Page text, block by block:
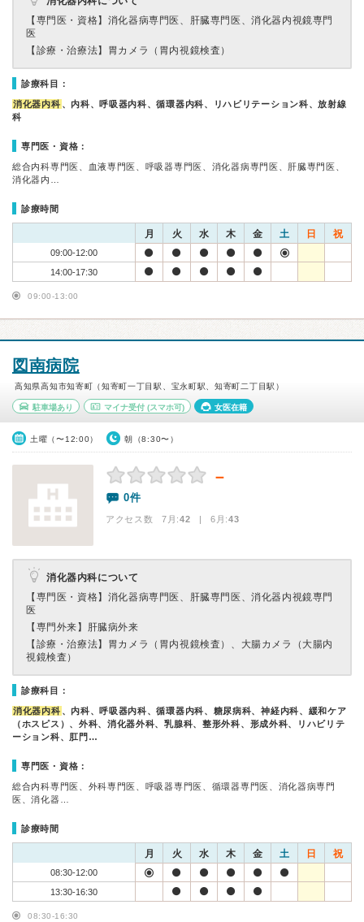
【専門医・資格】 消化器病専門医、肝臓専門医、消化器内視鏡専門
医
【診療・治療法】 胃カメラ（胃内視鏡検査）
診療科目：
消化器内科 、内科、呼吸器内科、循環器内科、リハビリテーション科、放射線
科
専門医・資格：
総合内科専門医、血液専門医、呼吸器専門医、消化器病専門医、肝臓専門医、
消化器内…
診療時間
月 火 水 木 金 土 日 祝
09:00-12:00
14:00-17:30
09:00-13:00
図南病院
高知県高知市知寄町（知寄町一丁目駅、宝永町駅、知寄町二丁目駅）
駐車場あり マイナ受付(スマホ可) 女医在籍
土曜（〜12:00） 朝（8:30〜）
－
0件
アクセス数 7月:42 | 6月:43
消化器内科について
【専門医・資格】 消化器病専門医、肝臓専門医、消化器内視鏡専門
医
【専門外来】 肝臓病外来
【診療・治療法】 胃カメラ（胃内視鏡検査）、大腸カメラ（大腸内
視鏡検査）
診療科目：
消化器内科 、内科、呼吸器内科、循環器内科、糖尿病科、神経内科、緩和ケア
（ホスピス）、外科、消化器外科、乳腺科、整形外科、形成外科、リハビリテ
ーション科、肛門…
専門医・資格：
総合内科専門医、外科専門医、呼吸器専門医、循環器専門医、消化器病専門
医、消化器…
診療時間
月 火 水 木 金 土 日 祝
08:30-12:00
13:30-16:30
08:30-16:30